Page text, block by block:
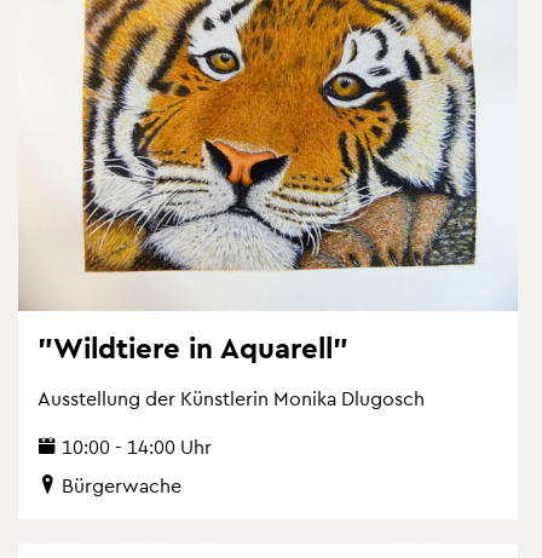
"Wild­tie­re in Aqua­rell"
Aus­stel­lung der Künst­le­rin Mo­ni­ka Dlu­gosch
10:00 - 14:00 Uhr
Bür­ger­wa­che